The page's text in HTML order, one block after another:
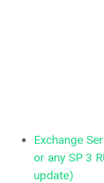
Exchange
or any SP 3
update)